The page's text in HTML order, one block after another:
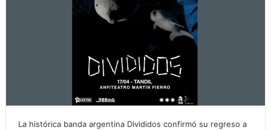
La histórica banda argentina Divididos confirmó su regreso a